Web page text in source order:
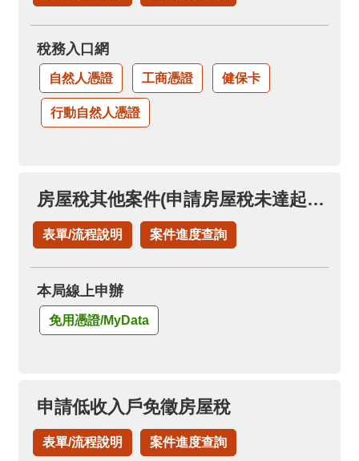
稅務入口網
自然人憑證 工商憑證 健保卡
行動自然人憑證
房屋稅其他案件(申請房屋稅未達起徵點免稅證明)
表單/流程說明 案件進度查詢
本局線上申辦
免用憑證/MyData
申請低收入戶免徵房屋稅
表單/流程說明 案件進度查詢